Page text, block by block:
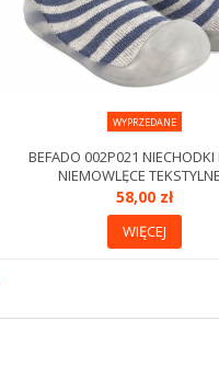
WYPRZEDANE
BEFADO 002P021 NIECHODKI
NIEMOWLĘCE
58,00 zł
WIĘCEJ